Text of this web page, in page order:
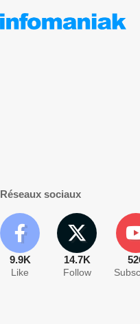
Réseaux sociaux
9.9K
Like
14.7K
Follow